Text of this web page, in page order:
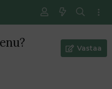
Vastaa